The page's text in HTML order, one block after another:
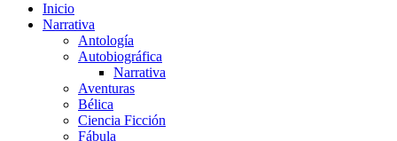
Inicio
Narrativa
Antología
Autobiográfica
Narrativa
Aventuras
Bélica
Ciencia Ficción
Fábula